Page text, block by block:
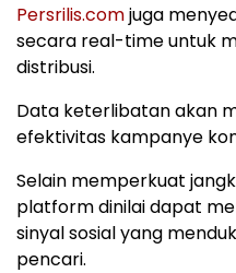
Persrilis.comjuga
secara real-time untuk
distribusi.
Data keterlibatan akan
efektivitas kampanye
Selain memperkuat
platform dinilai dapat
sinyal sosial yang
pencari.